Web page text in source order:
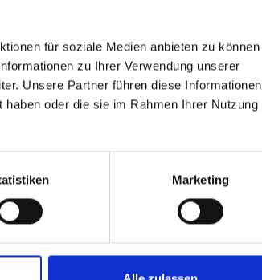
für soziale Medien anbieten zu können
zu Ihrer Verwendung unserer
Unsere Partner führen diese Informationen
oder die sie im Rahmen Ihrer Nutzung
Marketing
erfahren